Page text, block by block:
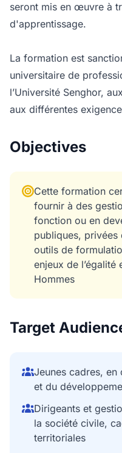
seront mis en œuvre à
d'apprentissage.
La formation est
universitaire de
l’Université Senghor,
aux différentes
Objectives
Cette formation
fournir à des
fonction ou en
publiques,
outils de
enjeux de l’égalité
Hommes
Target
Jeunes cadres, en
et du
Dirigeants et
la société civile,
territoriales